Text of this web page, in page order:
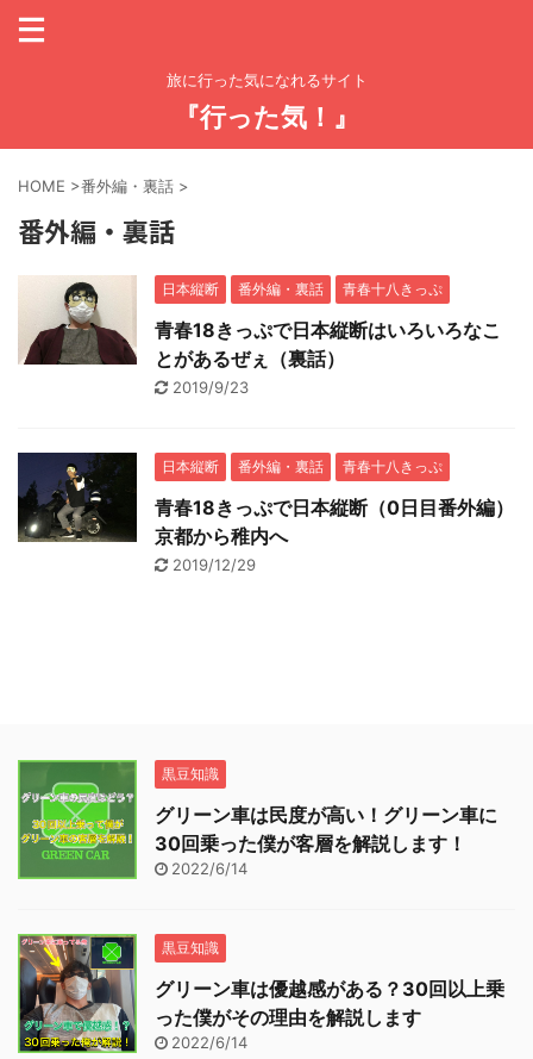
旅に行った気になれるサイト
『行った気！』
HOME >番外編・裏話 >
番外編・裏話
日本縦断 番外編・裏話 青春十八きっぷ
青春18きっぷで日本縦断はいろいろなこ
とがあるぜぇ（裏話）
2019/9/23
日本縦断 番外編・裏話 青春十八きっぷ
青春18きっぷで日本縦断（0日目番外編）
京都から稚内へ
2019/12/29
黒豆知識
グリーン車は民度が高い！グリーン車に
30回乗った僕が客層を解説します！
2022/6/14
黒豆知識
グリーン車は優越感がある？30回以上乗
った僕がその理由を解説します
2022/6/14